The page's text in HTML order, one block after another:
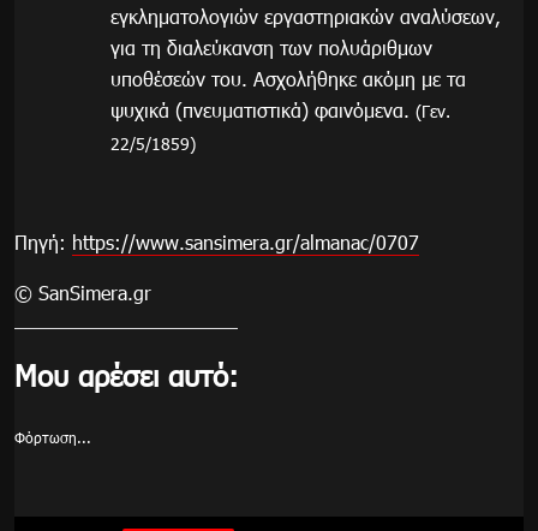
εγκληματολογιών εργαστηριακών αναλύσεων,
για τη διαλεύκανση των πολυάριθμων
υποθέσεών του. Ασχολήθηκε ακόμη με τα
ψυχικά (πνευματιστικά) φαινόμενα. (Γεν.
22/5/1859)
Πηγή: https://www.sansimera.gr/almanac/0707
© SanSimera.gr
Μου αρέσει αυτό:
Φόρτωση...